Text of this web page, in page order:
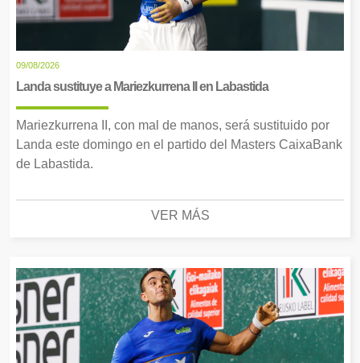
09/08/2026
Landa sustituye a Mariezkurrena II en Labastida
Mariezkurrena II, con mal de manos, será sustituido por
Landa este domingo en el partido del Masters CaixaBank
de Labastida.
VER MÁS